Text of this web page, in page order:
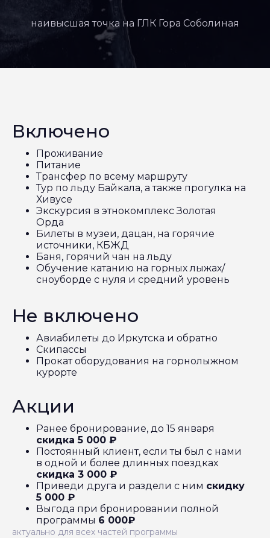
наивысшая точка на ГЛК Гора Соболиная
Включено
Проживание
Питание
Трансфер по всему маршруту
Тур по льду Байкала, а также прогулка на
Хивусе
Экскурсия в этнокомплекс Золотая
Орда
Билеты в музеи, дацан, на горячие
источники, КБЖД
Баня, горячий чан на льду
Обучение катанию на горных лыжах/
сноуборде с нуля и средний уровень
Не включено
Авиабилеты до Иркутска и обратно
Скипассы
Прокат оборудования на горнолыжном
курорте
Акции
Ранее бронирование, до 15 января
скидка 5 000 ₽
Постоянный клиент, если ты был с нами
в одной и более длинных поездках
скидка 3 000 ₽
Приведи друга и раздели с ним скидку
5 000 ₽
Выгода при бронировании полной
программы 6 000₽
актуально для всех частей программы